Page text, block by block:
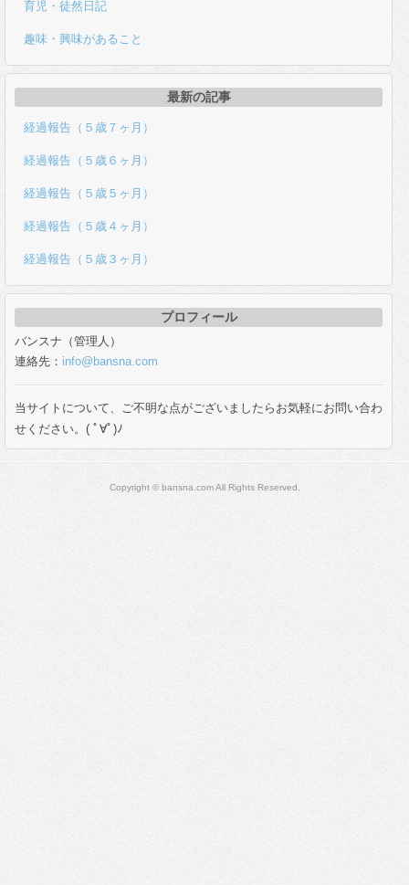
育児・徒然日記
趣味・興味があること
最新の記事
経過報告（５歳７ヶ月）
経過報告（５歳６ヶ月）
経過報告（５歳５ヶ月）
経過報告（５歳４ヶ月）
経過報告（５歳３ヶ月）
プロフィール
バンスナ（管理人）
連絡先： info@bansna.com
当サイトについて、ご不明な点がございましたらお気軽にお問い合わ
せください。( ﾟ∀ﾟ)ﾉ
Copyright © bansna.com All Rights Reserved.